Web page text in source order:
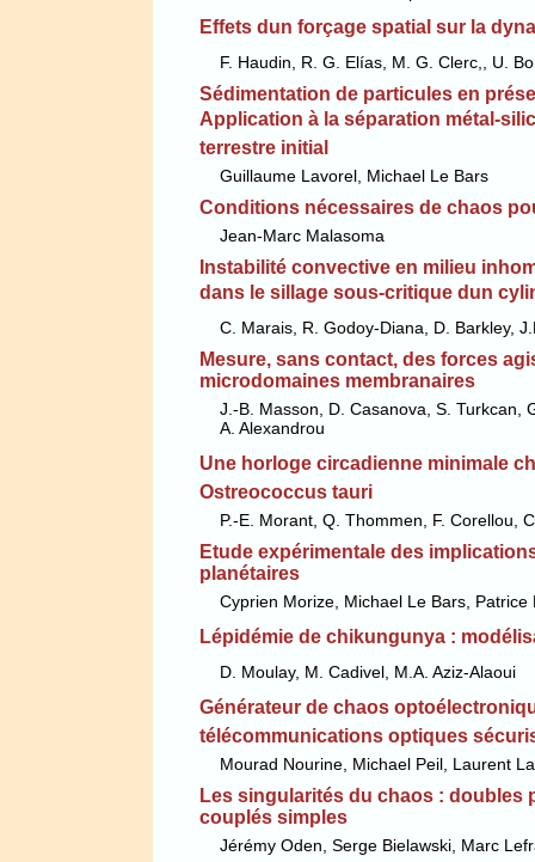
Effets dun forçage spatial sur la
F. Haudin, R. G. Elías, M. G. Clerc,, U.
Sédimentation de particules en
Application à la séparation métal-
terrestre initial
Guillaume Lavorel, Michael Le Bars
Conditions nécessaires de chaos
Jean-Marc Malasoma
Instabilité convective en milieu
dans le sillage sous-critique dun
C. Marais, R. Godoy-Diana, D. Barkley,
Mesure, sans contact, des forces
microdomaines membranaires
J.-B. Masson, D. Casanova, S. Turkcan,
A. Alexandrou
Une horloge circadienne minimale
Ostreococcus tauri
P.-E. Morant, Q. Thommen, F. Corellou,
Etude expérimentale des
planétaires
Cyprien Morize, Michael Le Bars, Patrice
Lépidémie de chikungunya :
D. Moulay, M. Cadivel, M.A. Aziz-Alaoui
Générateur de chaos
télécommunications optiques
Mourad Nourine, Michael Peil, Laurent
Les singularités du chaos : doubles
couplés simples
Jérémy Oden, Serge Bielawski, Marc